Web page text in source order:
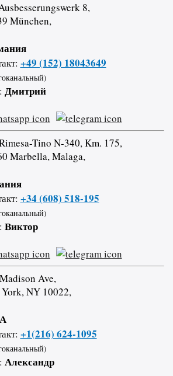
8,
München,
+49 (152) 18043649
Дмитрий
Tino N-340, Km. 175,
Marbella, Malaga,
+34 (608) 518-195
Виктор
Ave,
NY 10022,
+1(216) 624-1095
Александр